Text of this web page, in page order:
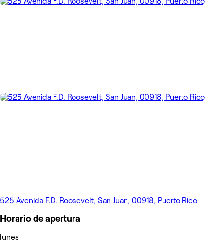
525 Avenida F.D. Roosevelt, San Juan, 00918, Puerto Rico
Horario de apertura
lunes